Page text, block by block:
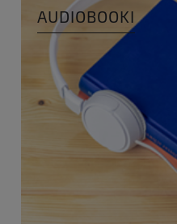
AUDIOBOOKI